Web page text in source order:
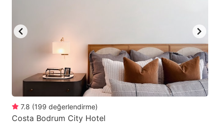
7.8 (199 değerlendirme)
Costa Bodrum City Hotel